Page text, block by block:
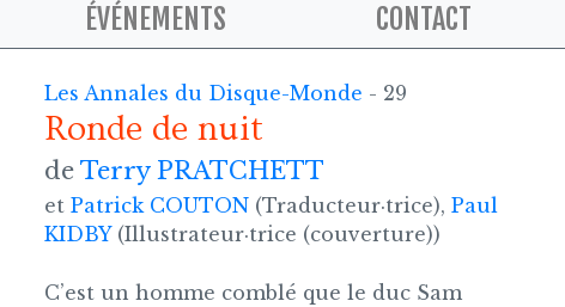
ÉVÉNEMENTS CONTACT
Les Annales du Disque-Monde - 29
Ronde de nuit
de Terry PRATCHETT
et Patrick COUTON (Traducteur·trice), Paul
KIDBY(Illustrateur·trice (couverture))
C’est un homme comblé que le duc Sam